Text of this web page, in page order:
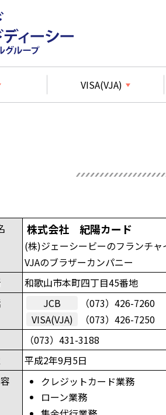
VISA(VJA)
株式会社 紀陽カード
(株)ジェーシービーのフランチャ
VJAのブラザーカンパニー
和歌山市本町四丁目45番地
JCB
（073）426-7260
VISA(VJA)
（073）426-7250
（073）431-3188
平成2年9月5日
クレジットカード業務
ローン業務